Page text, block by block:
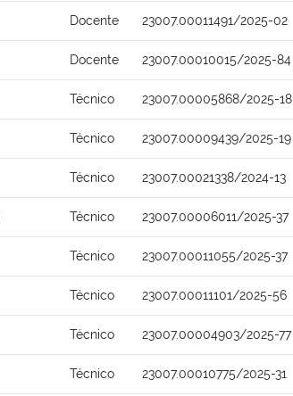
Docente 23007.00011491/2025-02
Docente 23007.00010015/2025-84
Técnico 23007.00005868/2025-18
Técnico 23007.00009439/2025-19
Técnico 23007.00021338/2024-13
Técnico 23007.00006011/2025-37
Técnico 23007.00011055/2025-37
Técnico 23007.00011101/2025-56
Técnico 23007.00004903/2025-77
Técnico 23007.00010775/2025-31